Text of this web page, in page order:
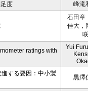
度
峰滝
石田章
佳大，
咲
ratings with
Yui
する要因：中小製
黒澤